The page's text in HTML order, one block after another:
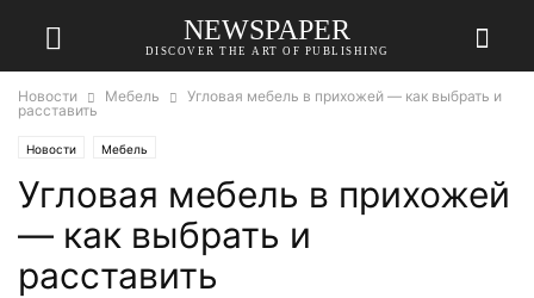
NEWSPAPER
DISCOVER THE ART OF PUBLISHING
Новости Мебель
Угловая мебель в прихожей — как выбрать и
расставить
Новости Мебель
Угловая мебель в прихожей
— как выбрать и
расставить